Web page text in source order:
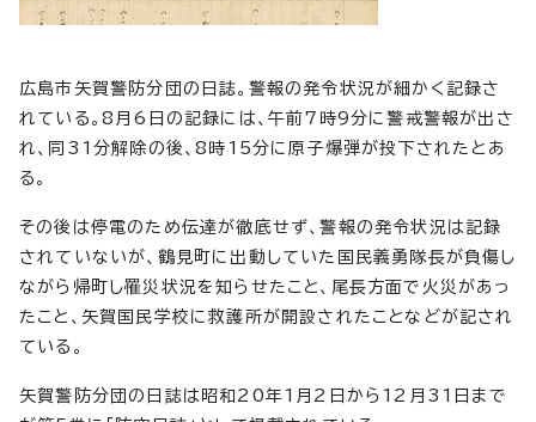
広島市矢賀警防分団の日誌。警報の発令状況が細かく記録さ
れている。8月6日の記録には、午前7時9分に警戒警報が出さ
れ、同31分解除の後、8時15分に原子爆弾が投下されたとあ
る。
その後は停電のため伝達が徹底せず、警報の発令状況は記録
されていないが、鶴見町に出動していた国民義勇隊長が負傷し
ながら帰町し罹災状況を知らせたこと、尾長方面で火災があっ
たこと、矢賀国民学校に救護所が開設されたことなどが記され
ている。
矢賀警防分団の日誌は昭和20年1月2日から12月31日まで